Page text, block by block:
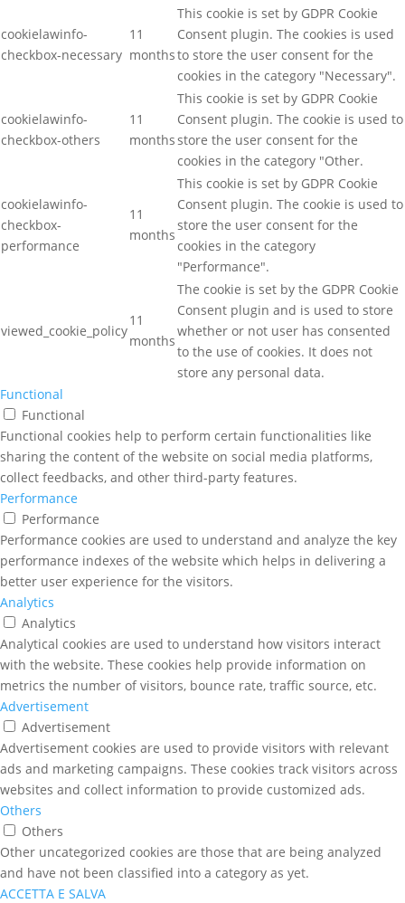
cookielawinfo-
checkbox-necessary
11
months
This cookie is set by GDPR Cookie
Consent plugin. The cookies is used
to store the user consent for the
cookies in the category "Necessary".
cookielawinfo-
checkbox-others
11
months
This cookie is set by GDPR Cookie
Consent plugin. The cookie is used to
store the user consent for the
cookies in the category "Other.
cookielawinfo-
checkbox-
performance
11
months
This cookie is set by GDPR Cookie
Consent plugin. The cookie is used to
store the user consent for the
cookies in the category
"Performance".
viewed_cookie_policy
11
months
The cookie is set by the GDPR Cookie
Consent plugin and is used to store
whether or not user has consented
to the use of cookies. It does not
store any personal data.
Functional
Functional
Functional cookies help to perform certain functionalities like
sharing the content of the website on social media platforms,
collect feedbacks, and other third-party features.
Performance
Performance
Performance cookies are used to understand and analyze the key
performance indexes of the website which helps in delivering a
better user experience for the visitors.
Analytics
Analytics
Analytical cookies are used to understand how visitors interact
with the website. These cookies help provide information on
metrics the number of visitors, bounce rate, traffic source, etc.
Advertisement
Advertisement
Advertisement cookies are used to provide visitors with relevant
ads and marketing campaigns. These cookies track visitors across
websites and collect information to provide customized ads.
Others
Others
Other uncategorized cookies are those that are being analyzed
and have not been classified into a category as yet.
ACCETTA E SALVA